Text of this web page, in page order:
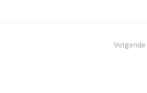
Volgende